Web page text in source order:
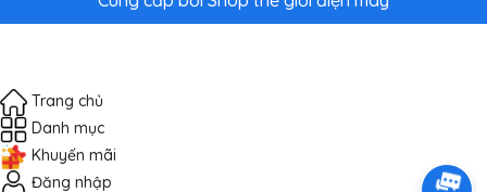
Trang chủ
Danh mục
Khuyến mãi
Đăng nhập